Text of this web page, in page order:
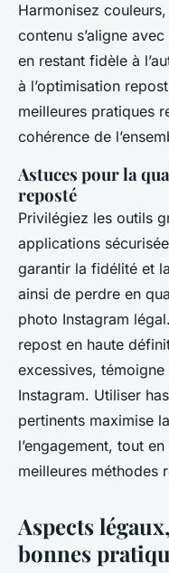
Harmonisez
contenu s’aligne
en restant fidèle à
à l’optimisation
meilleures pratiques
cohérence de
Astuces pour la
reposté
Privilégiez les outils
applications
garantir la fidélité et
ainsi de perdre en
photo Instagram
repost en haute
excessives,
Instagram. Utiliser
pertinents maximise
l’engagement, tout
meilleures méthodes
Aspects
bonnes